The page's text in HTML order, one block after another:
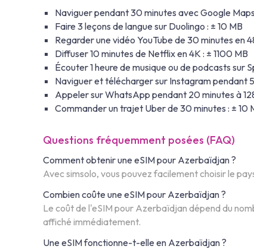
Naviguer pendant 30 minutes avec Google
Faire 3 leçons de langue sur Duolingo : ± 10 MB
Regarder une vidéo YouTube de 30 minutes en
Diffuser 10 minutes de Netflix en 4K : ± 1100 MB
Écouter 1 heure de musique ou de podcasts sur
Naviguer et télécharger sur Instagram pendant
Appeler sur WhatsApp pendant 20 minutes à
Commander un trajet Uber de 30 minutes : ± 10
Questions fréquemment posées (FAQ)
Comment obtenir une eSIM pour Azerbaïdjan ?
Avec simsolo, vous pouvez facilement choisir le
Combien coûte une eSIM pour Azerbaïdjan ?
Le coût de l'eSIM pour Azerbaïdjan dépend du
affiché immédiatement.
Une eSIM fonctionne-t-elle en Azerbaïdjan ?